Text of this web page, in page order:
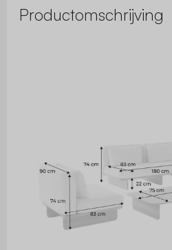
Productomschrijving